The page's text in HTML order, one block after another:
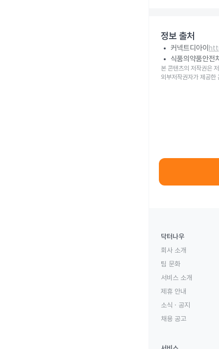
정보 출처
커넥트디아이
식품의약품안전
본 콘텐츠의 저작권은
외부저작권자가 제공한
닥터나우
회사 소개
팀 문화
서비스 소개
제휴 안내
소식 · 공지
채용 공고